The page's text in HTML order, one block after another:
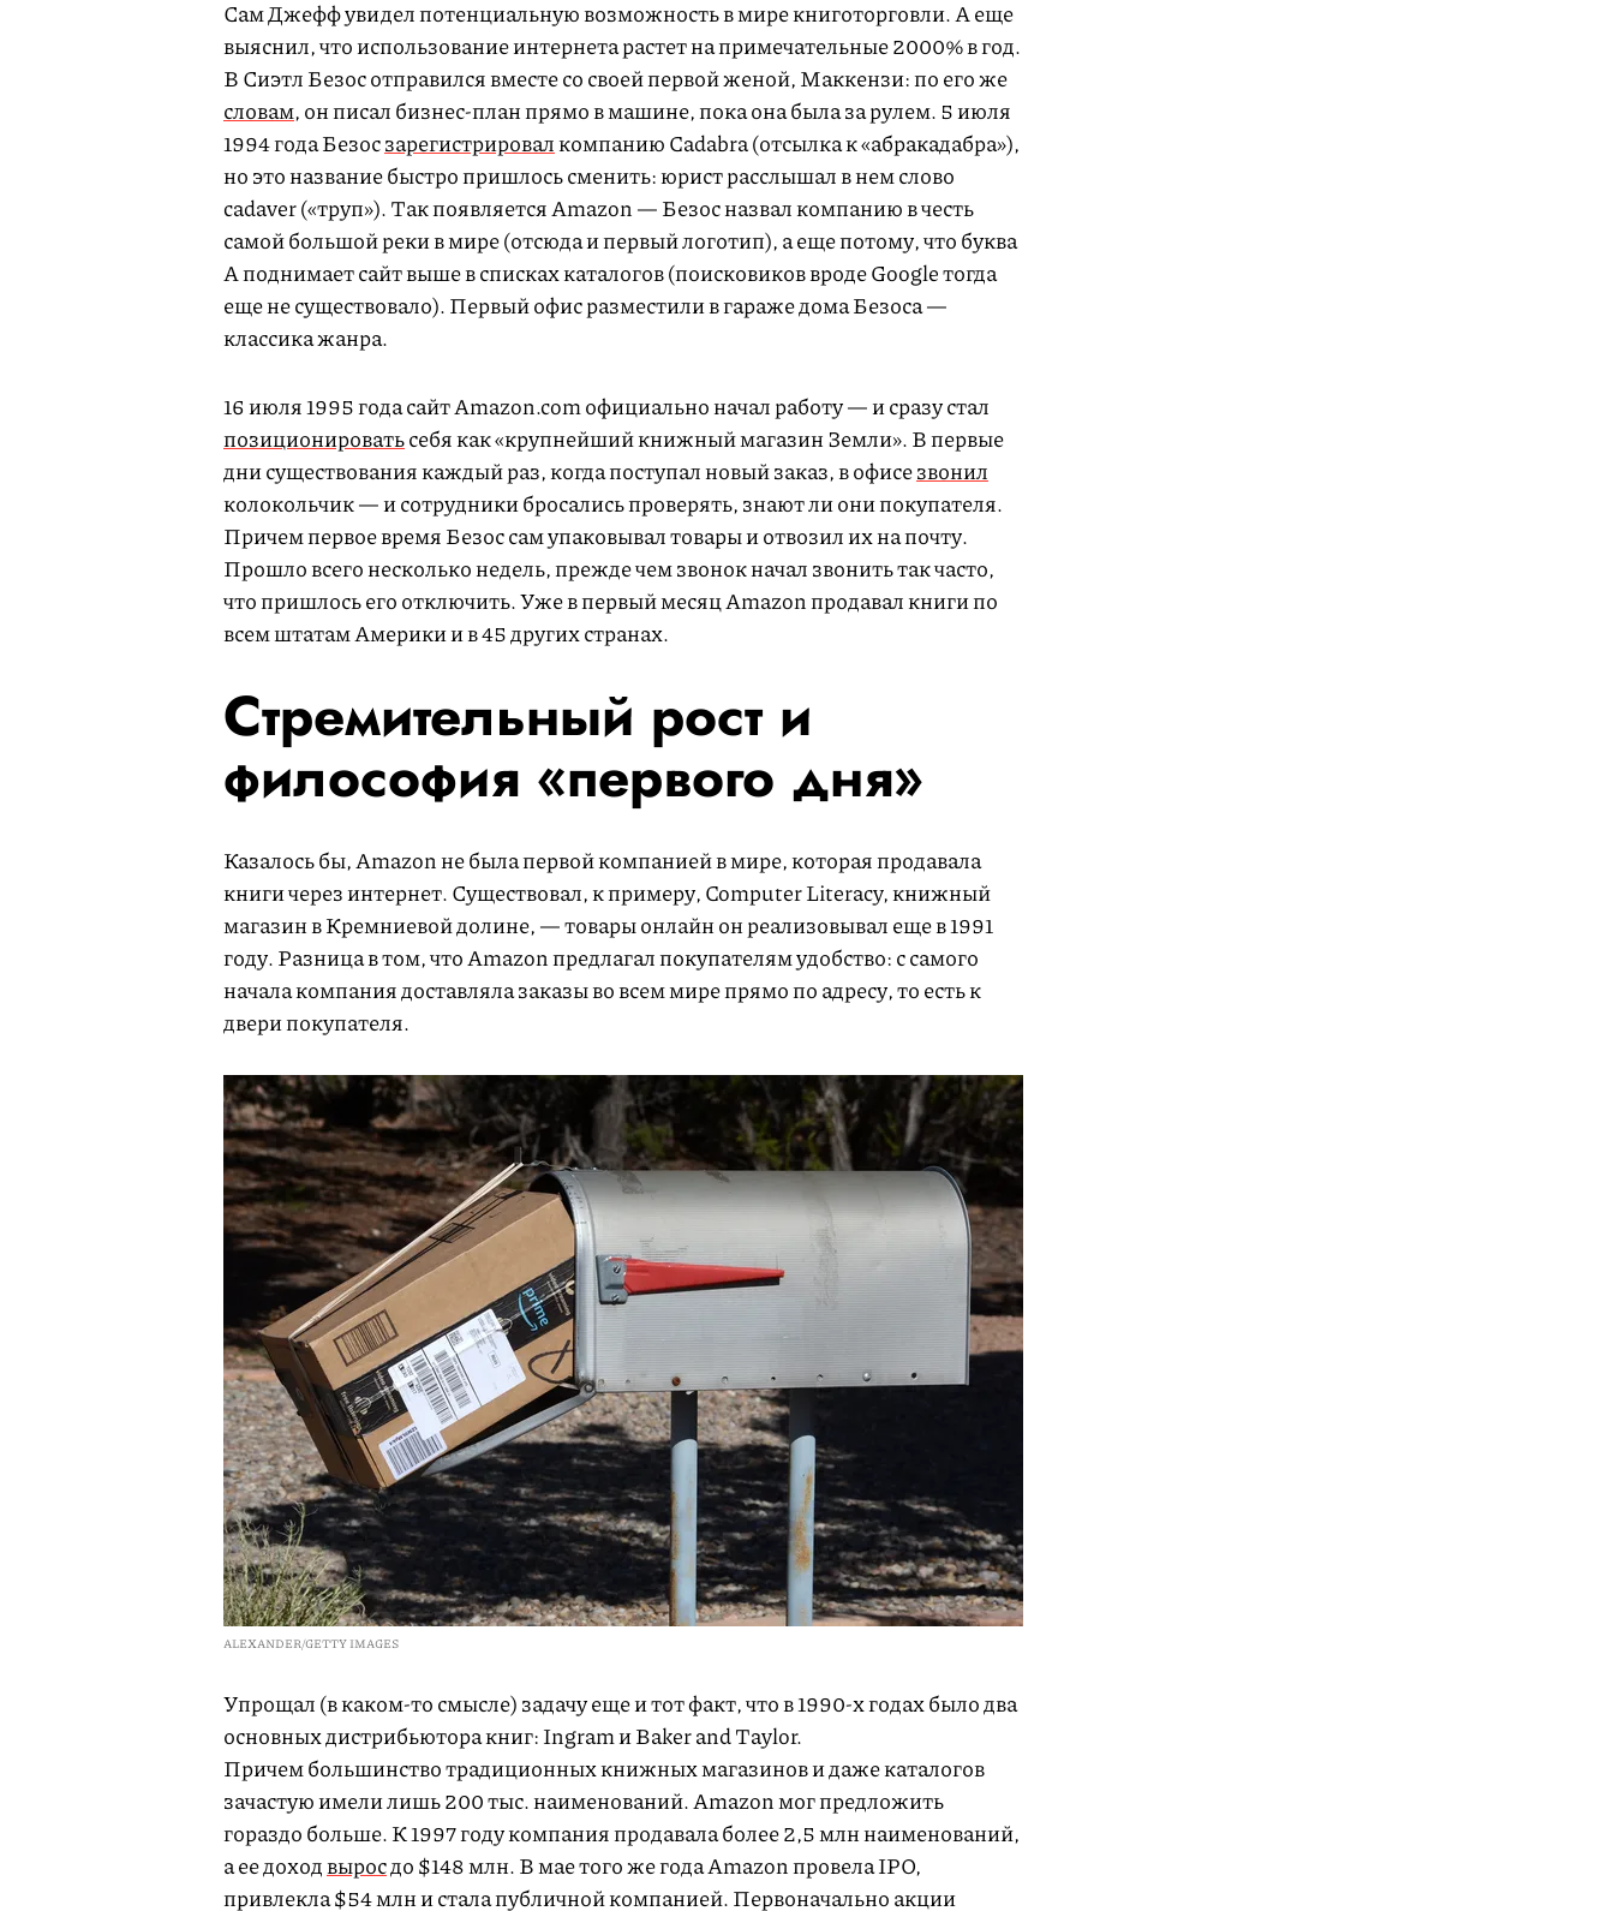
Сам Джефф увидел потенциальную возможность в мире книготорговли. А еще
выяснил, что использование интернета растет на примечательные 2000% в год.
В Сиэтл Безос отправился вместе со своей первой женой, Маккензи: по его же
словам, он писал бизнес-план прямо в машине, пока она была за рулем. 5 июля
1994 года Безосзарегистрировалкомпанию Cadabra (отсылка к «абракадабра»),
но это название быстро пришлось сменить: юрист расслышал в нем слово
cadaver («труп»). Так появляется Amazon — Безос назвал компанию в честь
самой большой реки в мире (отсюда и первый логотип), а еще потому, что буква
A поднимает сайт выше в списках каталогов (поисковиков вроде Google тогда
еще не существовало). Первый офис разместили в гараже дома Безоса —
классика жанра.
16 июля 1995 года сайт Amazon.com официально начал работу — и сразу стал
позиционироватьсебя как «крупнейший книжный магазин Земли». В первые
дни существования каждый раз, когда поступал новый заказ, в офисезвонил
колокольчик — и сотрудники бросались проверять, знают ли они покупателя.
Причем первое время Безос сам упаковывал товары и отвозил их на почту.
Прошло всего несколько недель, прежде чем звонок начал звонить так часто,
что пришлось его отключить. Уже в первый месяц Amazon продавал книги по
всем штатам Америки и в 45 других странах.
Стремительный рост и
философия «первого дня»
Казалось бы, Amazon не была первой компанией в мире, которая продавала
книги через интернет. Существовал, к примеру, Computer Literacy, книжный
магазин в Кремниевой долине, — товары онлайн он реализовывал еще в 1991
году. Разница в том, что Amazon предлагал покупателям удобство: с самого
начала компания доставляла заказы во всем мире прямо по адресу, то есть к
двери покупателя.
ALEXANDER/GETTY IMAGES
Упрощал (в каком-то смысле) задачу еще и тот факт, что в 1990-х годах было два
основных дистрибьютора книг: Ingram и Baker and Taylor.
Причем большинство традиционных книжных магазинов и даже каталогов
зачастую имели лишь 200 тыс. наименований. Amazon мог предложить
гораздо больше. К 1997 году компания продавала более 2,5 млн наименований,
а ее доходвыросдо $148 млн. В мае того же года Amazon провела IPO,
привлекла $54 млн и стала публичной компанией. Первоначально акции